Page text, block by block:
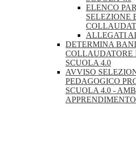
ELENCO
SELEZIONE
ALLEGATI
DETERMINA
COLLAUDATORE
SCUOLA 4.0
AVVISO
PEDAGOGICO
SCUOLA 4.0 -